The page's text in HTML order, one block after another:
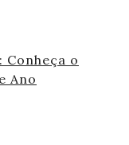
Conheça o
Ano